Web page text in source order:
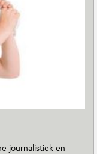
journalistiek en